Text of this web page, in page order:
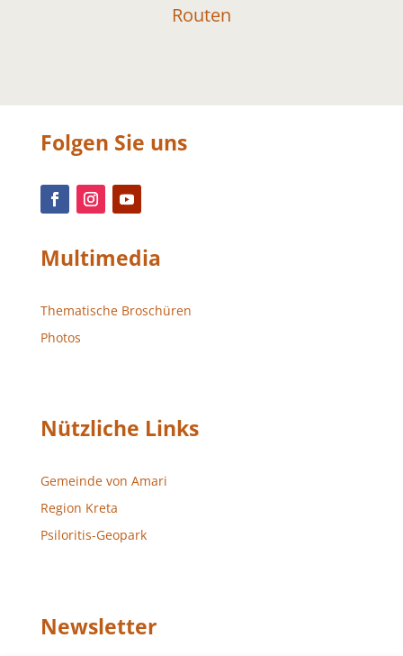
Routen
Folgen Sie uns
Multimedia
Thematische Broschüren
Photos
Nützliche Links
Gemeinde von Amari
Region Kreta
Psiloritis-Geopark
Newsletter